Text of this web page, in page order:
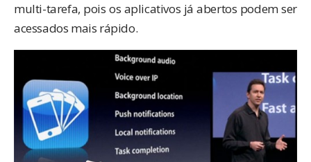
multi-tarefa, pois os aplicativos já abertos podem ser
acessados mais rápido.